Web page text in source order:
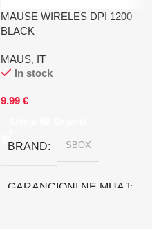
MAUSE WIRELES DPI 1200
BLACK
MAUS, IT
In stock
9.99 €
BRAND SBOX
GARANCIONI NE MUAJ